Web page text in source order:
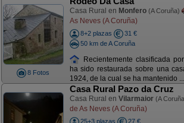
8 Fotos
Casa Rural en Monfero (A Coruña)
As Neves (A Coruña)
8+2 plazas
31 €
50 km de A Coruña
Recientemente clasificada
ha sido restaurada sobre una
1924, de la cual se ha mantenido ...
Casa Rural Pazo da Cruz
Casa Rural en Vilarmaior (A
de As Neves (A Coruña)
25+3 plazas
27 €